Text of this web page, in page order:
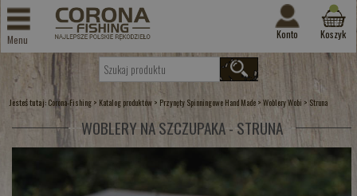
Menu Konto Koszyk
Jesteś tutaj: Corona-Fishing > Katalog produktów > Przynęty Spinningowe Hand Made >Woblery Wobi > Struna
WOBLERY NA SZCZUPAKA - STRUNA